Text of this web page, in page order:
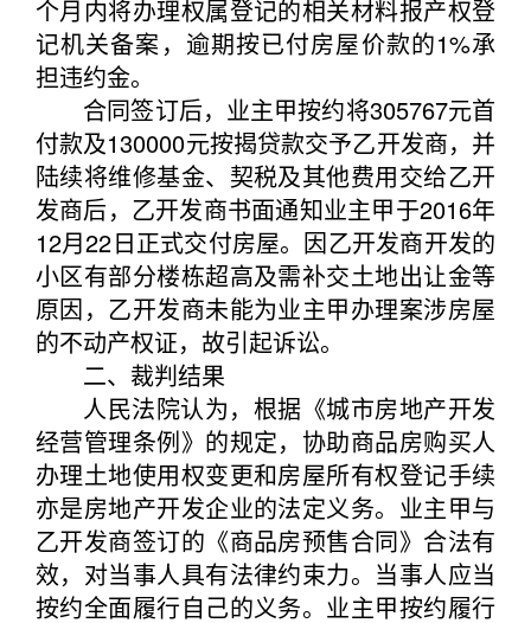
个月内将办理权属登记的相关材料报产权登
记机关备案，逾期按已付房屋价款的1%承
担违约金。
合同签订后，业主甲按约将305767元首
付款及130000元按揭贷款交予乙开发商，并
陆续将维修基金、契税及其他费用交给乙开
发商后，乙开发商书面通知业主甲于2016年
12月22日正式交付房屋。因乙开发商开发的
小区有部分楼栋超高及需补交土地出让金等
原因，乙开发商未能为业主甲办理案涉房屋
的不动产权证，故引起诉讼。
二、裁判结果
人民法院认为，根据《城市房地产开发
经营管理条例》的规定，协助商品房购买人
办理土地使用权变更和房屋所有权登记手续
亦是房地产开发企业的法定义务。业主甲与
乙开发商签订的《商品房预售合同》合法有
效，对当事人具有法律约束力。当事人应当
按约全面履行自己的义务。业主甲按约履行